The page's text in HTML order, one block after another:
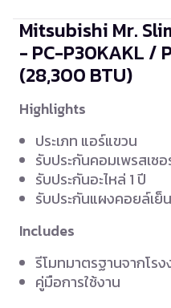
Mitsubishi Mr.
- PC-P30KAKL /
(28,300 BTU)
Highlights
ประเภท แอร์แขวน
รับประกันคอมเพรสเซ
รับประกันอะไหล่ 1 ปี
รับประกันแผงคอยล์เย็
Includes
รีโมทมาตรฐานจากโรง
คู่มือการใช้งาน